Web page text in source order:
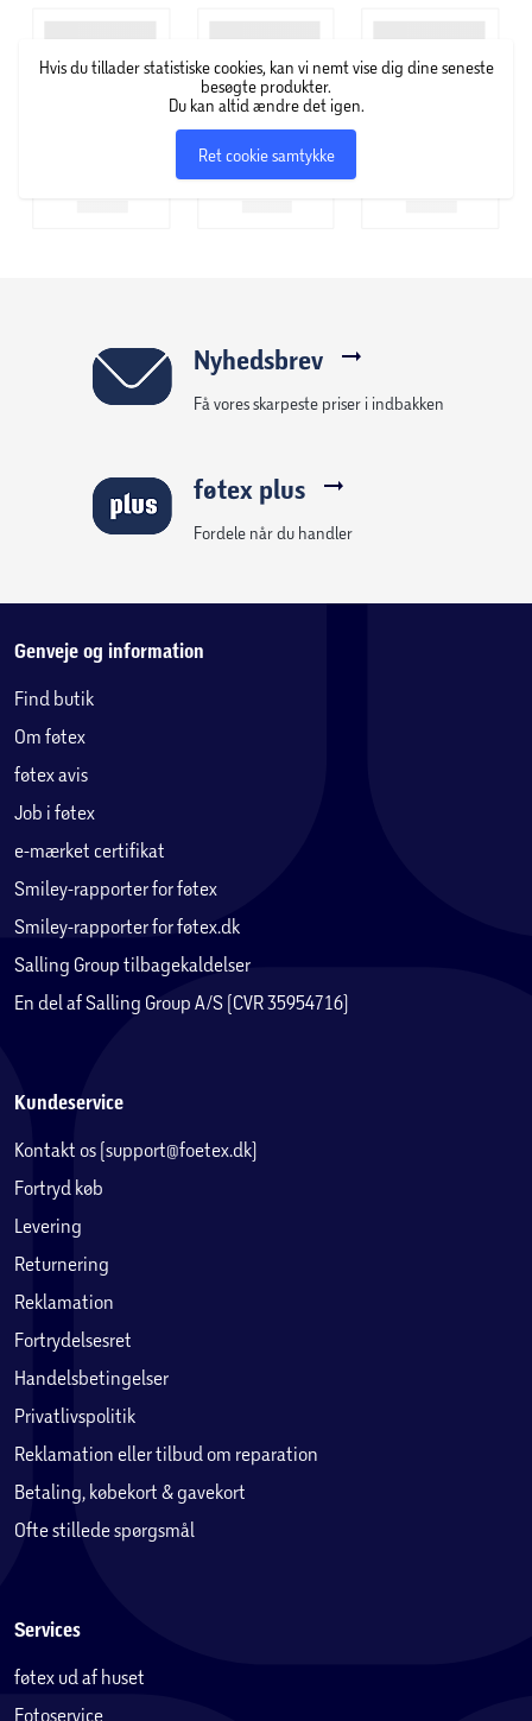
Hvis du tillader statistiske cookies, kan vi nemt vise dig dine seneste
besøgte produkter.
Du kan altid ændre det igen.
Ret cookie samtykke
Nyhedsbrev
Få vores skarpeste priser i indbakken
føtex plus
Fordele når du handler
Genveje og information
Find butik
Om føtex
føtex avis
Job i føtex
e-mærket certifikat
Smiley-rapporter for føtex
Smiley-rapporter for føtex.dk
Salling Group tilbagekaldelser
En del af Salling Group A/S (CVR 35954716)
Kundeservice
Kontakt os (support@foetex.dk)
Fortryd køb
Levering
Returnering
Reklamation
Fortrydelsesret
Handelsbetingelser
Privatlivspolitik
Reklamation eller tilbud om reparation
Betaling, købekort & gavekort
Ofte stillede spørgsmål
Services
føtex ud af huset
Fotoservice